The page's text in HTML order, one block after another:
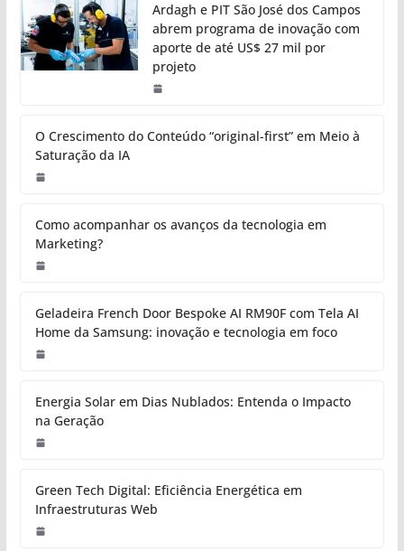
Ardagh e PIT São José dos Campos
abrem programa de inovação com
aporte de até US$ 27 mil por
projeto
O Crescimento do Conteúdo “original-first” em Meio à
Saturação da IA
Como acompanhar os avanços da tecnologia em
Marketing?
Geladeira French Door Bespoke AI RM90F com Tela AI
Home da Samsung: inovação e tecnologia em foco
Energia Solar em Dias Nublados: Entenda o Impacto
na Geração
Green Tech Digital: Eficiência Energética em
Infraestruturas Web